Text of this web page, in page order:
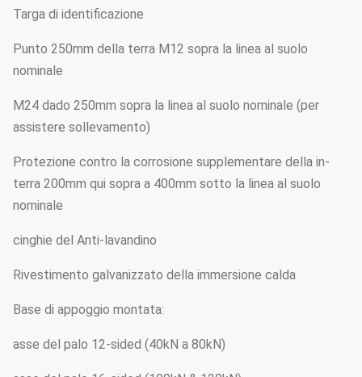
Targa di identificazione
Punto 250mm della terra M12 sopra la linea al suolo
nominale
M24 dado 250mm sopra la linea al suolo nominale (per
assistere sollevamento)
Protezione contro la corrosione supplementare della in-
terra 200mm qui sopra a 400mm sotto la linea al suolo
nominale
cinghie del Anti-lavandino
Rivestimento galvanizzato della immersione calda
Base di appoggio montata:
asse del palo 12-sided (40kN a 80kN)